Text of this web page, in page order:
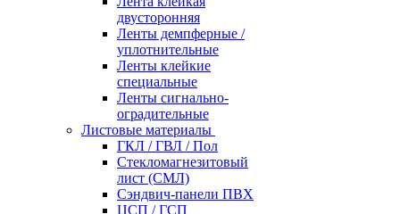
двусторонняя
Ленты демпферные /
уплотнительные
Ленты клейкие
специальные
Ленты сигнально-
оградительные
Листовые материалы
ГКЛ / ГВЛ / Пол
Стекломагнезитовый
лист (СМЛ)
Сэндвич-панели ПВХ
ЦСП / ГСП